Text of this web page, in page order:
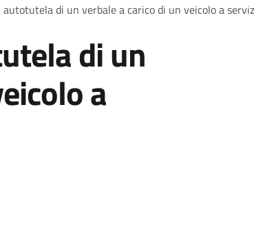
di un verbale a carico di un veicolo a
di un
a